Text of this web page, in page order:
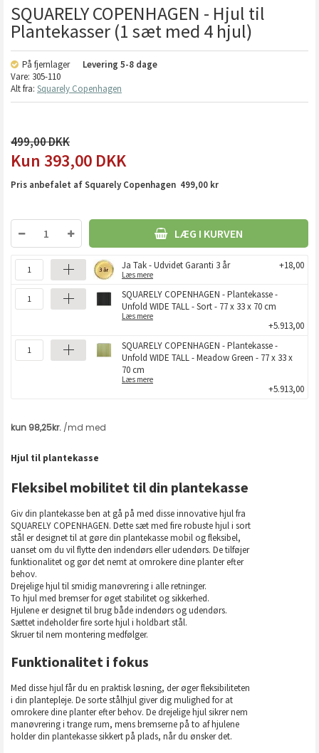
SQUARELY COPENHAGEN - Hjul til
Plantekasser (1 sæt med 4 hjul)
På fjernlager Levering 5-8 dage
Vare: 305-110
Alt fra: Squarely Copenhagen
499,00
393,00 DKK
Pris anbefalet af Squarely Copenhagen 499,00 kr
LÆG I KURVEN
Ja Tak - Udvidet Garanti 3 år
Læs mere
+18,00
SQUARELY COPENHAGEN - Plantekasse -
Unfold WIDE TALL - Sort - 77 x 33 x 70 cm
Læs mere
+5.913,00
SQUARELY COPENHAGEN - Plantekasse -
Unfold WIDE TALL - Meadow Green - 77 x 33 x
70 cm
Læs mere
+5.913,00
Hjul til plantekasse
Fleksibel mobilitet til din plantekasse
Giv din plantekasse ben at gå på med disse innovative hjul fra
SQUARELY COPENHAGEN. Dette sæt med fire robuste hjul i sort
stål er designet til at gøre din plantekasse mobil og fleksibel,
uanset om du vil flytte den indendørs eller udendørs. De tilføjer
funktionalitet og gør det nemt at omrokere dine planter efter
behov.
Drejelige hjul til smidig manøvrering i alle retninger.
To hjul med bremser for øget stabilitet og sikkerhed.
Hjulene er designet til brug både indendørs og udendørs.
Sættet indeholder fire sorte hjul i holdbart stål.
Skruer til nem montering medfølger.
Funktionalitet i fokus
Med disse hjul får du en praktisk løsning, der øger fleksibiliteten
i din plantepleje. De sorte stålhjul giver dig mulighed for at
omrokere dine planter efter behov. De drejelige hjul sikrer nem
manøvrering i trange rum, mens bremserne på to af hjulene
holder din plantekasse sikkert på plads, når du ønsker det.